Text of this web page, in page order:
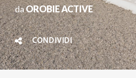
daOROBIE ACTIVE
CONDIVIDI